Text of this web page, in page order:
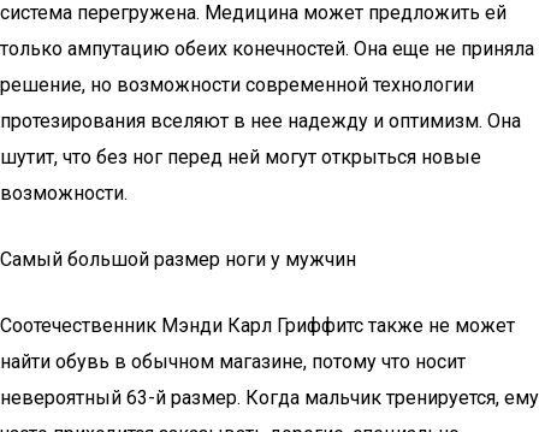
система перегружена. Медицина может предложить ей
только ампутацию обеих конечностей. Она еще не приняла
решение, но возможности современной технологии
протезирования вселяют в нее надежду и оптимизм. Она
шутит, что без ног перед ней могут открыться новые
возможности.
Самый большой размер ноги у мужчин
Соотечественник Мэнди Карл Гриффитс также не может
найти обувь в обычном магазине, потому что носит
невероятный 63-й размер. Когда мальчик тренируется, ему